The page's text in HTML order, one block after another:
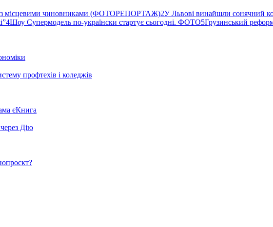
із місцевими чиновниками (ФОТОРЕПОРТАЖ)2У Львові винайшли сонячний
4Шоу Супермодель по-українски стартує сьогодні. ФОТО5Грузинський
профтехів і коледжів
єКнига
Дію